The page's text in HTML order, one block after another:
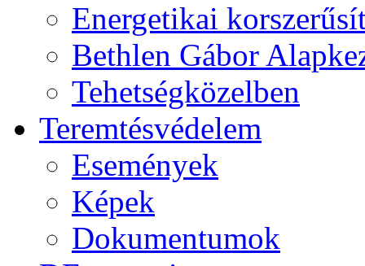
Energetikai
Bethlen Gábor
Tehetségközelben
Teremtésvédelem
Események
Képek
Dokumentumok